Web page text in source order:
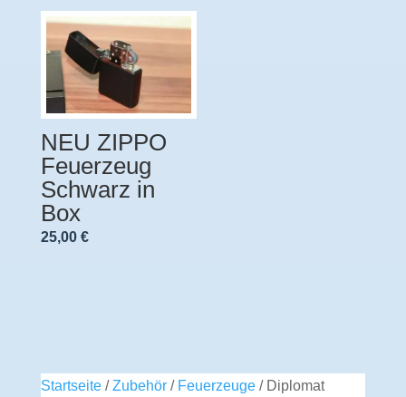
NEU ZIPPO
Feuerzeug
Schwarz in
Box
25,00 €
Startseite/Zubehör/ Feuerzeuge/ Diplomat